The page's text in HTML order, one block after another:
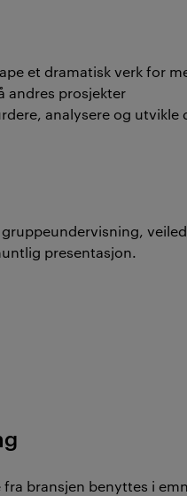
et dramatisk verk for
andres prosjekter
analysere og
presentasjon.
bransjen benyttes i